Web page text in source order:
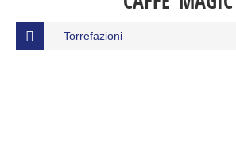
Torrefazioni